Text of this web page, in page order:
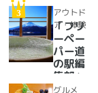
まで
【2024
年最新
情報】
道の駅
紹介。
フリー
ペーパ
ー道の
駅読者
が選ん
アウトド
ア・体験
「フリ
ーペー
パー道
の駅編
集部」
イチオ
グルメ